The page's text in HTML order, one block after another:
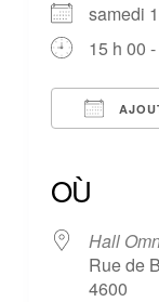
samedi
15 h 00
OÙ
Hall
Rue de
4600